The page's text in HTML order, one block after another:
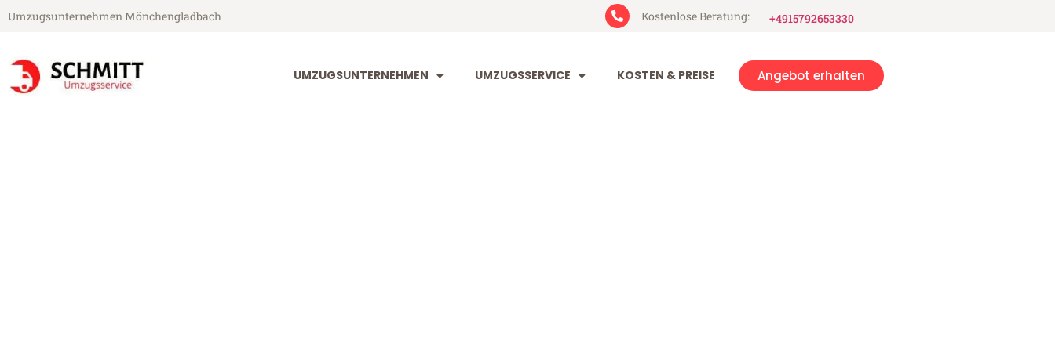
Umzugsunternehmen Mönchengladbach Kostenlose Beratung: +4915792653330
UMZUGSUNTERNEHMEN UMZUGSSERVICE KOSTEN & PREISE Angebot erhalten